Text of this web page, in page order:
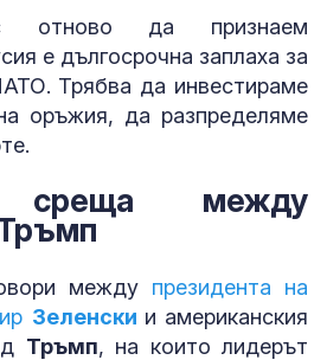
отново да признаем
е дългосрочна заплаха за
Трябва да инвестираме
оръжия, да разпределяме
среща между
между президента на
Зеленски и американския
Тръмп, на които лидерът